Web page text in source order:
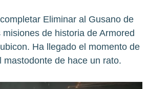
Eliminar al Gusano de
de historia de Armored
Ha llegado el momento de
mastodonte de hace un rato.